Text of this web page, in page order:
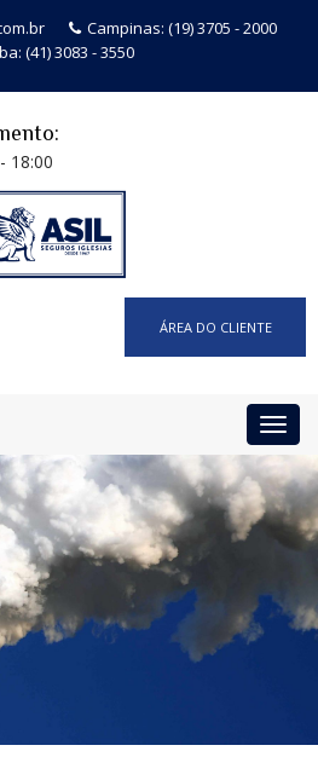
Campinas: (19) 3705 - 2000
(41) 3083 - 3550
18:00
ÁREA DO CLIENTE